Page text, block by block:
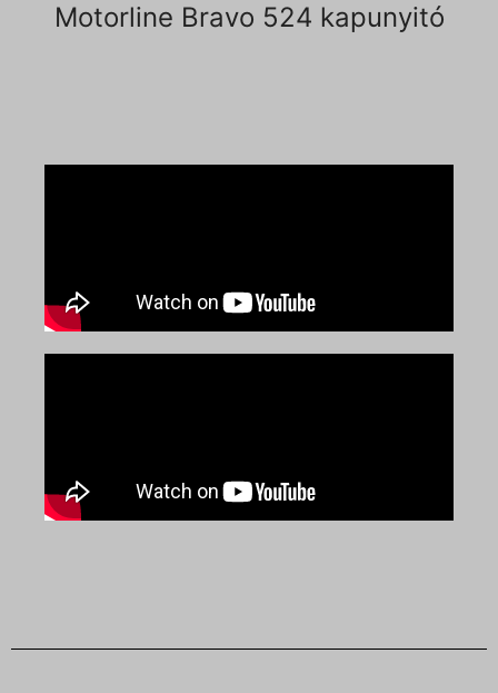
Motorline Bravo 524 kapunyitó